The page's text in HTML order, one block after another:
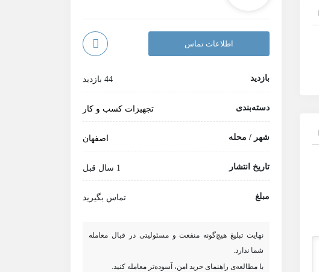
اطلاعات تماس
بازدید 44 بازدید
دسته‌بندی تجهیزات کسب و کار
شهر / محله اصفهان
تاریخ انتشار 1 سال قبل
مبلغ تماس بگیرید
نهایت تبلیغ هیچ‌گونه منفعت و مسئولیتی در قبال معامله
شما ندارد.
با مطالعه‌ی راهنمای خرید امن، آسوده‌تر معامله کنید.